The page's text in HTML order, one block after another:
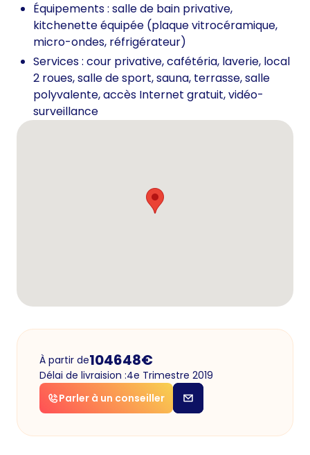
Équipements : salle de bain privative,
kitchenette équipée (plaque vitrocéramique,
micro-ondes, réfrigérateur)
Services : cour privative, cafétéria, laverie, local
2 roues, salle de sport, sauna, terrasse, salle
polyvalente, accès Internet gratuit, vidéo-
surveillance
À partir de104648€
Délai de livraision :4e Trimestre 2019
Parler à un conseiller